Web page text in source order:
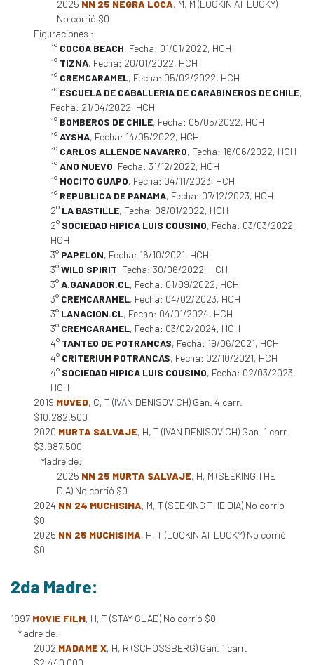
2025 NN 25 NEGRA LOCA, M, M (LOOKIN AT LUCKY)
No corrió $0
Figuraciones :
1° COCOA BEACH, Fecha: 01/01/2022, HCH
1° TIZNA, Fecha: 20/01/2022, HCH
1° CREMCARAMEL, Fecha: 05/02/2022, HCH
1° ESCUELA DE CABALLERIA DE CARABINEROS DE CHILE,
Fecha: 21/04/2022, HCH
1° BOMBEROS DE CHILE, Fecha: 05/05/2022, HCH
1°AYSHA, Fecha: 14/05/2022, HCH
1° CARLOS ALLENDE NAVARRO, Fecha: 16/06/2022, HCH
1°ANO NUEVO, Fecha: 31/12/2022, HCH
1° MOCITO GUAPO, Fecha: 04/11/2023, HCH
1° REPUBLICA DE PANAMA, Fecha: 07/12/2023, HCH
2° LA BASTILLE, Fecha: 08/01/2022, HCH
2° SOCIEDAD HIPICA LUIS COUSINO, Fecha: 03/03/2022,
HCH
3° PAPELON, Fecha: 16/10/2021, HCH
3°WILD SPIRIT, Fecha: 30/06/2022, HCH
3°A.GANADOR.CL, Fecha: 01/09/2022, HCH
3° CREMCARAMEL, Fecha: 04/02/2023, HCH
3° LANACION.CL, Fecha: 04/01/2024, HCH
3° CREMCARAMEL, Fecha: 03/02/2024, HCH
4° TANTEO DE POTRANCAS, Fecha: 19/06/2021, HCH
4° CRITERIUM POTRANCAS, Fecha: 02/10/2021, HCH
4° SOCIEDAD HIPICA LUIS COUSINO, Fecha: 02/03/2023,
HCH
2019 MUVED, C, T (IVAN DENISOVICH) Gan. 4 carr.
$10.282.500
2020 MURTA SALVAJE, H, T (IVAN DENISOVICH) Gan. 1 carr.
$3.987.500
Madre de:
2025 NN 25 MURTA SALVAJE, H, M (SEEKING THE
DIA) No corrió $0
2024 NN 24 MUCHISIMA, M, T (SEEKING THE DIA) No corrió
$0
2025 NN 25 MUCHISIMA, H, T (LOOKIN AT LUCKY) No corrió
$0
2da Madre:
1997 MOVIE FILM, H, T (STAY GLAD) No corrió $0
Madre de:
2002 MADAME X, H, R (SCHOSSBERG) Gan. 1 carr.
$2.440.000